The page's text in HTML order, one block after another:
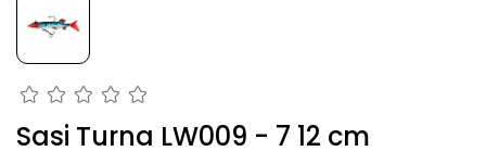
Sasi Turna LW009 - 7 12 cm